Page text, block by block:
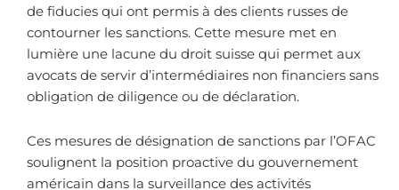
de fiducies qui ont permis à des clients russes de
contourner les sanctions. Cette mesure met en
lumière une lacune du droit suisse qui permet aux
avocats de servir d’intermédiaires non financiers sans
obligation de diligence ou de déclaration.
Ces mesures de désignation de sanctions par l’OFAC
soulignent la position proactive du gouvernement
américain dans la surveillance des activités